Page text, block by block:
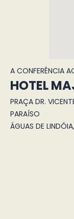
A CONFERÊNCIA
HOTEL
PRAÇA DR.
PARAÍSO
ÁGUAS DE